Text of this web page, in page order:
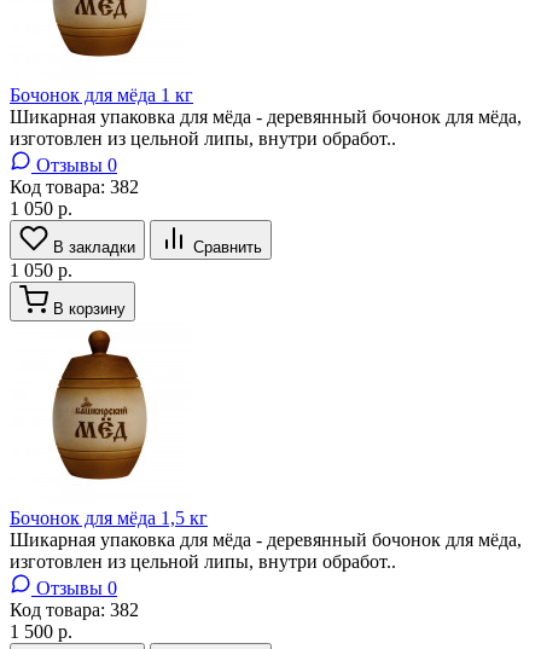
Бочонок для мёда 1 кг
Шикарная упаковка для мёда - деревянный бочонок для мёда,
изготовлен из цельной липы, внутри обработ..
Отзывы 0
Код товара: 382
1 050 р.
В закладки Сравнить
1 050 р.
В корзину
Бочонок для мёда 1,5 кг
Шикарная упаковка для мёда - деревянный бочонок для мёда,
изготовлен из цельной липы, внутри обработ..
Отзывы 0
Код товара: 382
1 500 р.